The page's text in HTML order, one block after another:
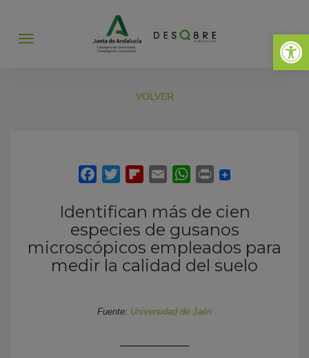
Abrir
Abrir
VOLVER
Identifican más de cien
especies de gusanos
microscópicos empleados para
medir la calidad del suelo
Fuente: Universidad de Jaén